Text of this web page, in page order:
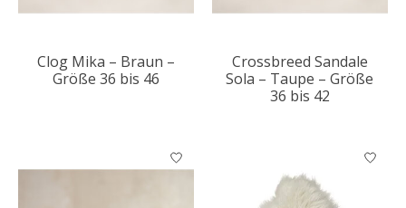
Clog Mika – Braun –
Größe 36 bis 46
Crossbreed Sandale
Sola – Taupe – Größe
36 bis 42